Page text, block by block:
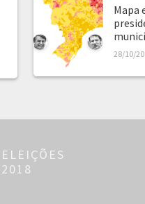
Mapa
28/10/
ELEIÇÕES
2018